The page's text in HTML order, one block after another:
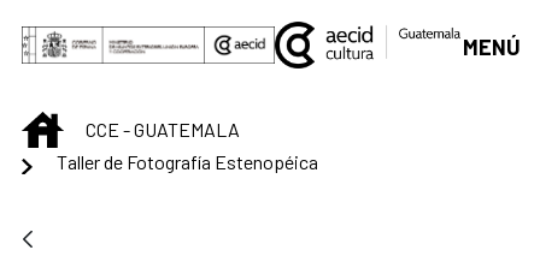
Saltar al contenido principal
MENÚ
INICIOCCE - GUATEMALA
Taller de Fotografía Estenopéica